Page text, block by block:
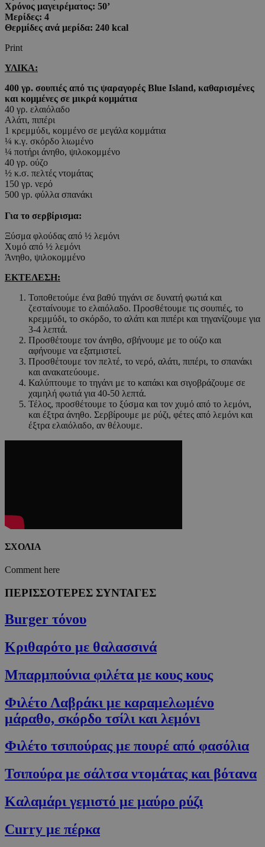
Χρόνος μαγειρέματος: 50’
Μερίδες: 4
Θερμίδες ανά μερίδα: 240 kcal
Print
ΥΛΙΚΑ:
400 γρ. σουπιές από τις ψαραγορές Blue Island, καθαρισμένες
και κομμένες σε μικρά κομμάτια
40 γρ. ελαιόλαδο
Αλάτι, πιπέρι
1 κρεμμύδι, κομμένο σε μεγάλα κομμάτια
¼ κ.γ. σκόρδο λιωμένο
¼ ποτήρι άνηθο, ψιλοκομμένο
40 γρ. ούζο
½ κ.σ. πελτές ντομάτας
150 γρ. νερό
500 γρ. φύλλα σπανάκι
Για το σερβίρισμα:
Ξύσμα φλούδας από ½ λεμόνι
Χυμό από ½ λεμόνι
Άνηθο, ψιλοκομμένο
ΕΚΤΕΛΕΣΗ:
Τοποθετούμε ένα βαθύ τηγάνι σε δυνατή φωτιά και
ζεσταίνουμε το ελαιόλαδο. Προσθέτουμε τις σουπιές, το
κρεμμύδι, το σκόρδο, το αλάτι και πιπέρι και τηγανίζουμε για
3-4 λεπτά.
Προσθέτουμε τον άνηθο, σβήνουμε με το ούζο και
αφήνουμε να εξατμιστεί.
Προσθέτουμε τον πελτέ, το νερό, αλάτι, πιπέρι, το σπανάκι
και ανακατεύουμε.
Καλύπτουμε το τηγάνι με το καπάκι και σιγοβράζουμε σε
χαμηλή φωτιά για 40-50 λεπτά.
Τέλος, προσθέτουμε το ξύσμα και τον χυμό από το λεμόνι,
και έξτρα άνηθο. Σερβίρουμε με ρύζι, φέτες από λεμόνι και
έξτρα ελαιόλαδο, αν θέλουμε.
ΣΧΟΛΙΑ
Comment here
ΠΕΡΙΣΣΟΤΕΡΕΣ ΣΥΝΤΑΓΕΣ
Burger τόνου
Κριθαρότο με θαλασσινά
Μπαρμπούνια φιλέτα με κους κους
Φιλέτο Λαβράκι με καραμελωμένο
μάραθο, σκόρδο τσίλι και λεμόνι
Φιλέτο τσιπούρας με πουρέ από φασόλια
Τσιπούρα με σάλτσα ντομάτας και βότανα
Καλαμάρι γεμιστό με μαύρο ρύζι
Curry με πέρκα